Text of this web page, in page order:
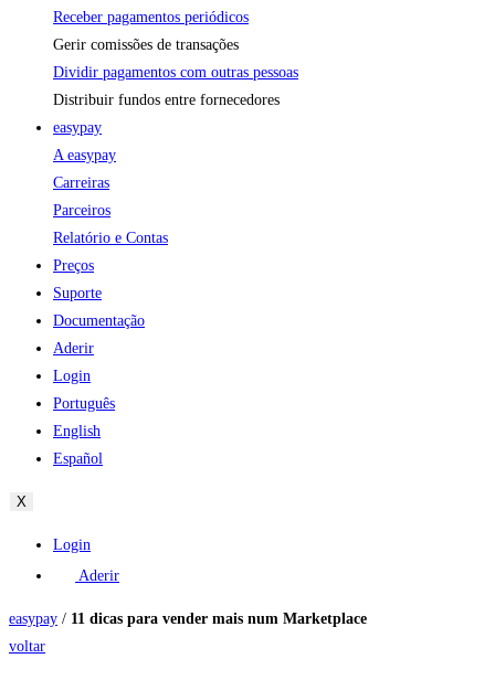
Receber pagamentos periódicos
Gerir comissões de transações
Dividir pagamentos com outras pessoas
Distribuir fundos entre fornecedores
easypay
A easypay
Carreiras
Parceiros
Relatório e Contas
Preços
Suporte
Documentação
Aderir
Login
Português
English
Español
X
Login
Aderir
easypay / 11 dicas para vender mais num Marketplace
voltar